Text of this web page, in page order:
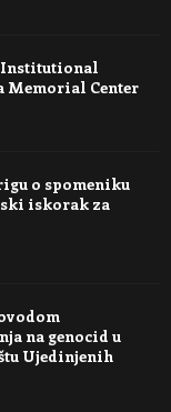
Institutional
Memorial Center
o spomeniku
iskorak za
na genocid u
Ujedinjenih